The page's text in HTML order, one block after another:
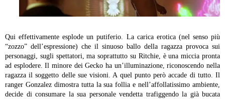
Qui effettivamente esplode un putiferio. La carica erotica (nel senso più
“zozzo” dell’espressione) che il sinuoso ballo della ragazza provoca sui
personaggi, sugli spettatori, ma soprattutto su Ritchie, è una miccia pronta
ad esplodere. Il minore dei Gecko ha un’illuminazione, riconoscendo nella
ragazza il soggetto delle sue visioni. A quel punto però accade di tutto. Il
ranger Gonzalez dimostra tutta la sua follia e nell’affollatissimo ambiente,
decide di consumare la sua personale vendetta trafiggendo la già bucata